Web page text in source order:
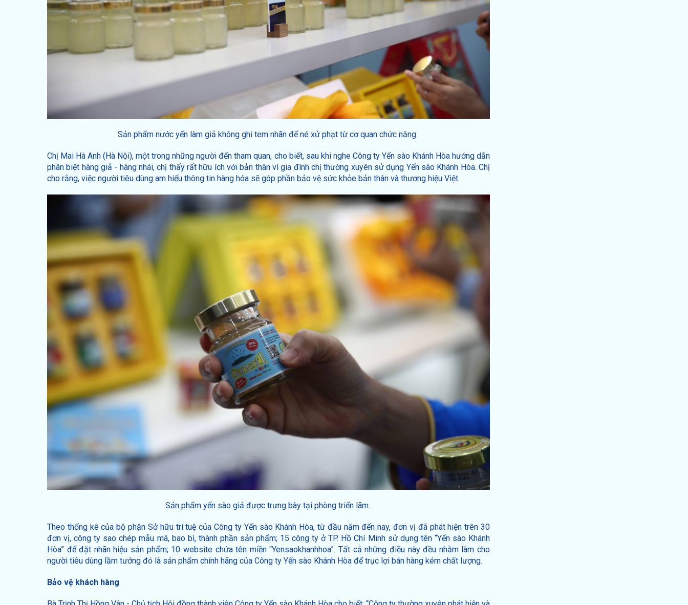
Sản phẩm nước yến làm giả không ghi tem nhãn để né xử phạt từ cơ quan chức năng.
Chị Mai Hà Anh (Hà Nội), một trong những người đến tham quan, cho biết, sau khi nghe Công ty Yến sào Khánh Hòa hướng dẫn
phân biệt hàng giả - hàng nhái, chị thấy rất hữu ích với bản thân vì gia đình chị thường xuyên sử dụng Yến sào Khánh Hòa. Chị
cho rằng, việc người tiêu dùng am hiểu thông tin hàng hóa sẽ góp phần bảo vệ sức khỏe bản thân và thương hiệu Việt.
Sản phẩm yến sào giả được trưng bày tại phòng triển lãm.
Theo thống kê của bộ phận Sở hữu trí tuệ của Công ty Yến sào Khánh Hòa, từ đầu năm đến nay, đơn vị đã phát hiện trên 30
đơn vị, công ty sao chép mẫu mã, bao bì, thành phần sản phẩm; 15 công ty ở TP. Hồ Chí Minh sử dụng tên “Yến sào Khánh
Hòa” để đặt nhãn hiệu sản phẩm; 10 website chứa tên miền “Yensaokhanhhoa”. Tất cả những điều này đều nhằm làm cho
người tiêu dùng lầm tưởng đó là sản phẩm chính hãng của Công ty Yến sào Khánh Hòa để trục lợi bán hàng kém chất lượng.
Bảo vệ khách hàng